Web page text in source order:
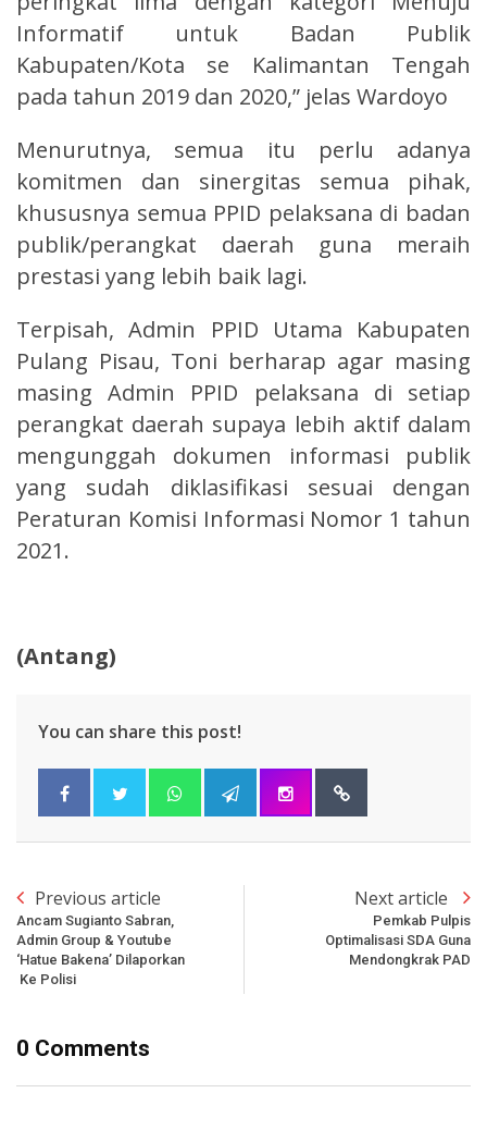
Informatif untuk Badan Publik
Kabupaten/Kota se Kalimantan Tengah
pada tahun 2019 dan 2020,” jelas Wardoyo
Menurutnya, semua itu perlu adanya
komitmen dan sinergitas semua pihak,
khususnya semua PPID pelaksana di badan
publik/perangkat daerah guna meraih
prestasi yang lebih baik lagi.
Terpisah, Admin PPID Utama Kabupaten
Pulang Pisau, Toni berharap agar masing
masing Admin PPID pelaksana di setiap
perangkat daerah supaya lebih aktif dalam
mengunggah dokumen informasi publik
yang sudah diklasifikasi sesuai dengan
Peraturan Komisi Informasi Nomor 1 tahun
2021.
(Antang)
You can share this post!
Previous article
Ancam Sugianto Sabran,
Admin Group & Youtube
‘Hatue Bakena’ Dilaporkan
Ke Polisi
Next article
Pemkab Pulpis
Optimalisasi SDA Guna
Mendongkrak PAD
0 Comments